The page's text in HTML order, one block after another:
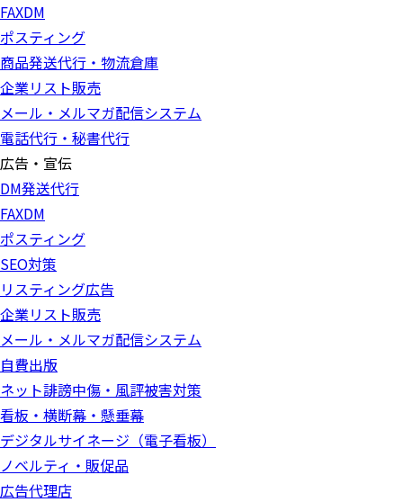
FAXDM
ポスティング
商品発送代行・物流倉庫
企業リスト販売
メール・メルマガ配信システム
電話代行・秘書代行
広告・宣伝
DM発送代行
FAXDM
ポスティング
SEO対策
リスティング広告
企業リスト販売
メール・メルマガ配信システム
自費出版
ネット誹謗中傷・風評被害対策
看板・横断幕・懸垂幕
デジタルサイネージ（電子看板）
ノベルティ・販促品
広告代理店